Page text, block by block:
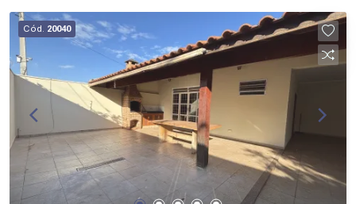
Sul, Zona Leste, Centro e Bonfim Paulista; - para
Venda, Compra e Locação, imobiliária é Ribeirão
Imóveis - sede na Av. Professor João Fiusa;
Cód. 20040